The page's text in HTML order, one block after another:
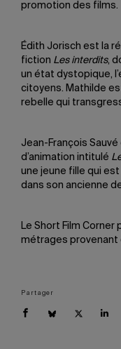
promotion des films.
Édith Jorisch est la
fiction Les interdits,
un état dystopique,
citoyens. Mathilde
rebelle qui
Jean-François
d’animation intitulé
une jeune fille qui
dans son ancienne
Le Short Film
métrages provenant
Partager